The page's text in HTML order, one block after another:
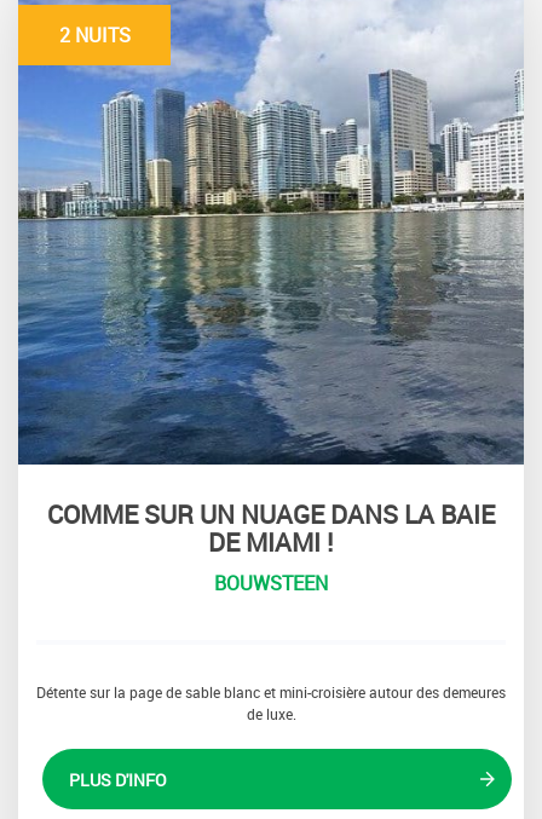
2 NUITS
COMME SUR UN NUAGE DANS LA BAIE
DE MIAMI !
BOUWSTEEN
Détente sur la page de sable blanc et mini-croisière autour des demeures
de luxe.
PLUS D'INFO